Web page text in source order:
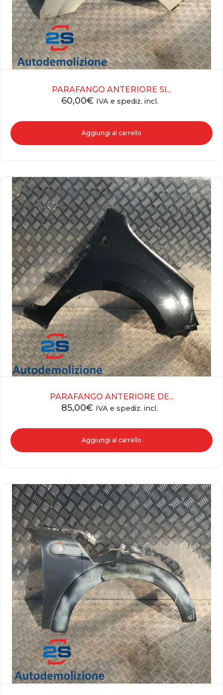
PARAFANGO ANTERIORE SI...
60,00€ IVA e spediz. incl.
Aggiungi al carrello
PARAFANGO ANTERIORE DE...
85,00€ IVA e spediz. incl.
Aggiungi al carrello